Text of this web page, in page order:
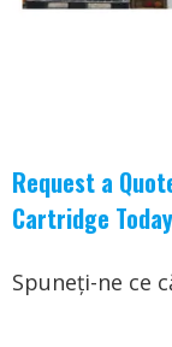
Request a
Cartridge Today
Spuneți-ne ce